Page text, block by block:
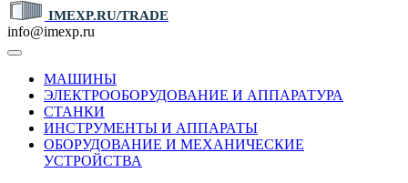
IMEXP.RU/TRADE
info@imexp.ru
МАШИНЫ
ЭЛЕКТРООБОРУДОВАНИЕ И АППАРАТУРА
СТАНКИ
ИНСТРУМЕНТЫ И АППАРАТЫ
ОБОРУДОВАНИЕ И МЕХАНИЧЕСКИЕ
УСТРОЙСТВА